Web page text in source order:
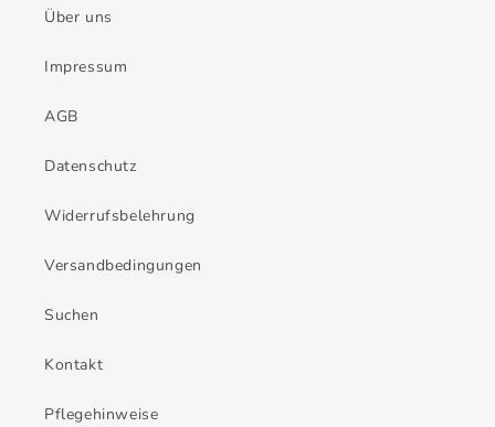
Über uns
Impressum
AGB
Datenschutz
Widerrufsbelehrung
Versandbedingungen
Suchen
Kontakt
Pflegehinweise